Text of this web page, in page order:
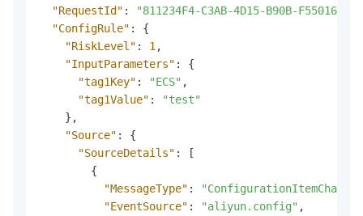
"RequestId" :
"811234F4-C3AB-4D15-B90B-
"ConfigRule" :
{
"RiskLevel" : 1 ,
"InputParameters" :
{
"tag1Key" : "ECS" ,
"tag1Value" :
"test"
} ,
"Source" :
{
"SourceDetails" :
[
{
"MessageType" :
"EventSource" : "aliyun.config" ,